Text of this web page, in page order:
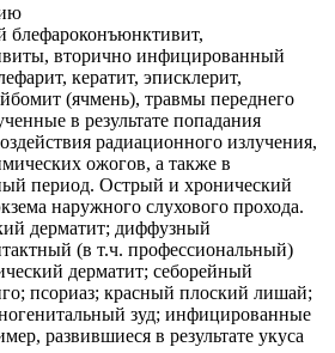
блефароконъюнктивит,
вторично инфицированный
кератит, эписклерит,
(ячмень), травмы переднего
в результате попадания
радиационного излучения,
ожогов, а также в
период. Острый и хронический
наружного слухового прохода.
дерматит; диффузный
(в т.ч. профессиональный)
дерматит; себорейный
псориаз; красный плоский лишай;
зуд; инфицированные
развившиеся в результате укуса